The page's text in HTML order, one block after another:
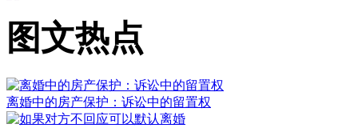
图文热点
离婚中的房产保护：诉讼中的留置权